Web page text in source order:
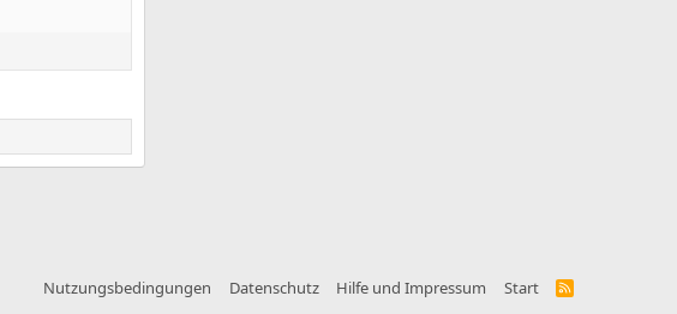
Nutzungsbedingungen Datenschutz Hilfe und Impressum Start
R